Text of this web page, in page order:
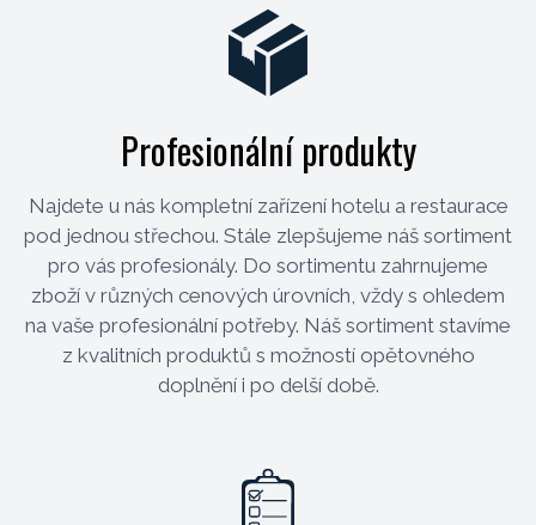
Profesionální produkty
Najdete u nás kompletní zařízení hotelu a restaurace
pod jednou střechou. Stále zlepšujeme náš sortiment
pro vás profesionály. Do sortimentu zahrnujeme
zboží v různých cenových úrovních, vždy s ohledem
na vaše profesionální potřeby. Náš sortiment stavíme
z kvalitních produktů s možností opětovného
doplnění i po delší době.